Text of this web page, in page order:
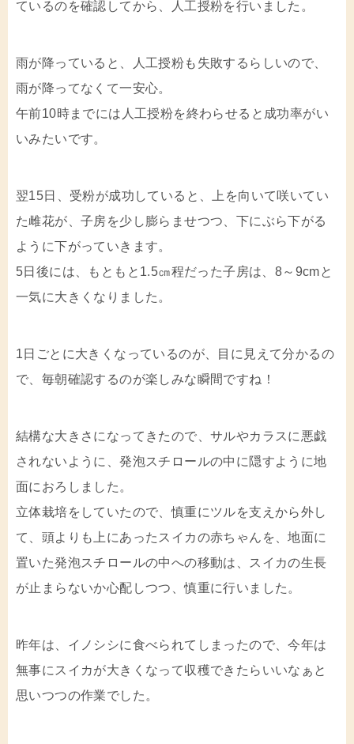
ているのを確認してから、人工授粉を行いました。
雨が降っていると、人工授粉も失敗するらしいので、
雨が降ってなくて一安心。
午前10時までには人工授粉を終わらせると成功率がい
いみたいです。
翌15日、受粉が成功していると、上を向いて咲いてい
た雌花が、子房を少し膨らませつつ、下にぶら下がる
ように下がっていきます。
5日後には、もともと1.5㎝程だった子房は、8～9cmと
一気に大きくなりました。
1日ごとに大きくなっているのが、目に見えて分かるの
で、毎朝確認するのが楽しみな瞬間ですね！
結構な大きさになってきたので、サルやカラスに悪戯
されないように、発泡スチロールの中に隠すように地
面におろしました。
立体栽培をしていたので、慎重にツルを支えから外し
て、頭よりも上にあったスイカの赤ちゃんを、地面に
置いた発泡スチロールの中への移動は、スイカの生長
が止まらないか心配しつつ、慎重に行いました。
昨年は、イノシシに食べられてしまったので、今年は
無事にスイカが大きくなって収穫できたらいいなぁと
思いつつの作業でした。